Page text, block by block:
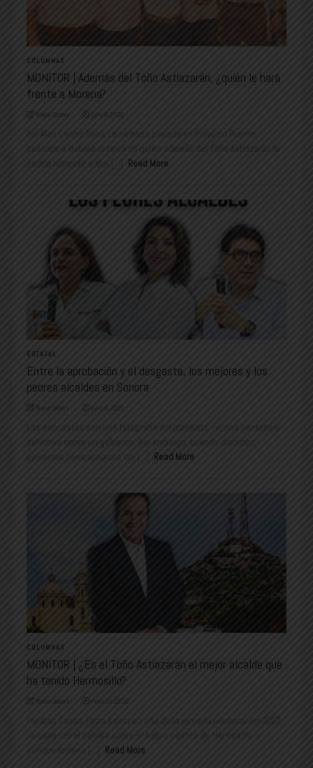
COLUMNAS
MONITOR | Además del Toño Astiazarán, ¿quién le hará
frente a Morena?
Nuevo Sonora julio 6, 2026
Por Alan Castro Parra La semana pasada en Proyecto Puente
pusimos a debate el tema de quién además del Toño Astiazarán le
podría competir a Mor [...]
Read More
ESTATAL
Entre la aprobación y el desgaste, los mejores y los
peores alcaldes en Sonora
Nuevo Sonora julio 6, 2026
Las encuestas son una fotografía del momento, no una sentencia
definitiva sobre un gobierno. Sin embargo, cuando distintos
ejercicios demoscópicos coi [...]
Read More
COLUMNAS
MONITOR | ¿Es el Toño Astiazarán el mejor alcalde que
ha tenido Hermosillo?
Nuevo Sonora mayo 25, 2026
Por Alan Castro Parra A casi un año de la jornada electoral del 2027,
ya comenzó el debate sobre el futuro político de Hermosillo, y
aunque todavía [...] Read More